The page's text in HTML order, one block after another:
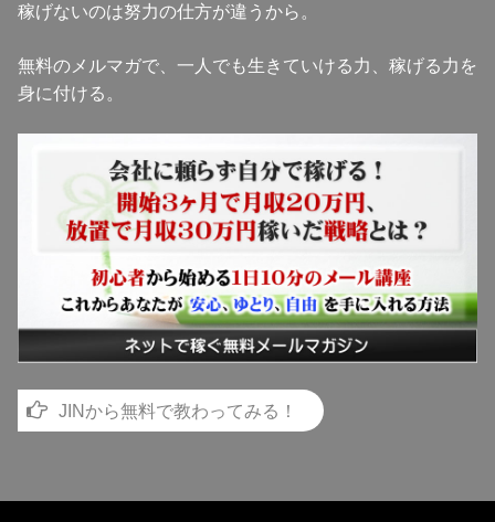
稼げないのは努力の仕方が違うから。
無料のメルマガで、一人でも生きていける力、稼げる力を
身に付ける。
JINから無料で教わってみる！